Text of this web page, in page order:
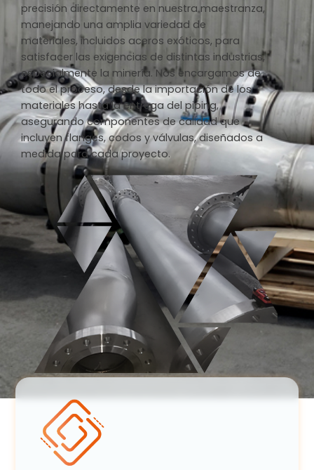
precisión directamente en nuestra maestranza,
manejando una amplia variedad de
materiales, incluidos aceros exóticos, para
satisfacer las exigencias de distintas industrias,
especialmente la minería. Nos encargamos de
todo el proceso, desde la importación de los
materiales hasta la entrega del piping,
asegurando componentes de calidad que
incluyen flanges, codos y válvulas, diseñados a
medida para cada proyecto.